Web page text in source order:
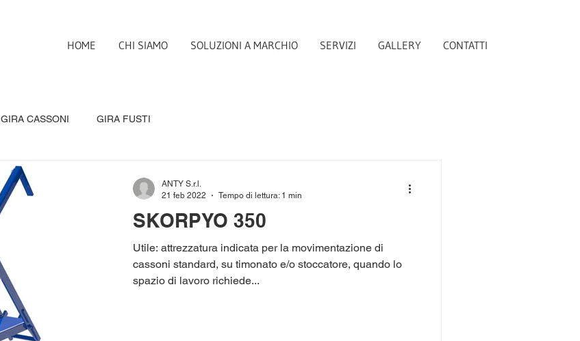
HOME CHI SIAMO SOLUZIONI A MARCHIO SERVIZI GALLERY CONTATTI
GIRA CASSONI GIRA FUSTI
SKORPYO 350
Utile: attrezzatura indicata per la movimentazione di
cassoni standard, su timonato e/o stoccatore, quando lo
spazio di lavoro richiede...
ANTY S.r.l.
21 feb 2022
Tempo di lettura: 1 min